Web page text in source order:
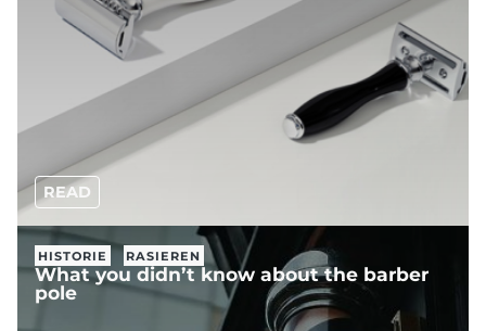
READ
HISTORIE RASIEREN
What you didn’t know about the barber
pole